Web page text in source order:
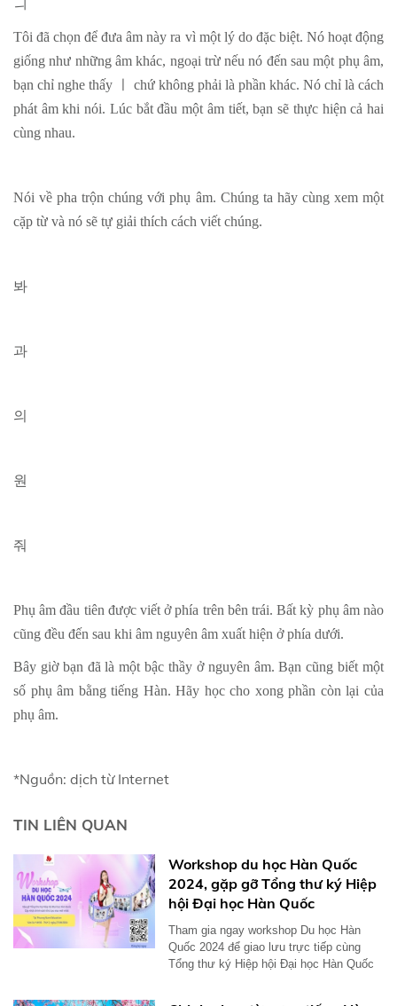
ㅢ
Tôi đã chọn để đưa âm này ra vì một lý do đặc biệt. Nó hoạt động
giống như những âm khác, ngoại trừ nếu nó đến sau một phụ âm,
bạn chỉ nghe thấy
chứ không phải là phần khác. Nó chỉ là cách
phát âm khi nói. Lúc bắt đầu một âm tiết, bạn sẽ thực hiện cả hai
cùng nhau.
Nói về pha trộn chúng với phụ âm. Chúng ta hãy cùng xem một
cặp từ và nó sẽ tự giải thích cách viết chúng.
봐
과
의
원
줘
Phụ âm đầu tiên được viết ở phía trên bên trái. Bất kỳ phụ âm nào
cũng đều đến sau khi âm nguyên âm xuất hiện ở phía dưới.
Bây giờ bạn đã là một bậc thầy ở nguyên âm. Bạn cũng biết một
số phụ âm bằng tiếng Hàn. Hãy học cho xong phần còn lại của
phụ âm.
*Nguồn: dịch từ Internet
TIN LIÊN QUAN
Workshop du học Hàn Quốc
2024, gặp gỡ Tổng thư ký Hiệp
hội Đại học Hàn Quốc
Tham gia ngay workshop Du học Hàn
Quốc 2024 để giao lưu trực tiếp cùng
Tổng thư ký Hiệp hội Đại học Hàn Quốc